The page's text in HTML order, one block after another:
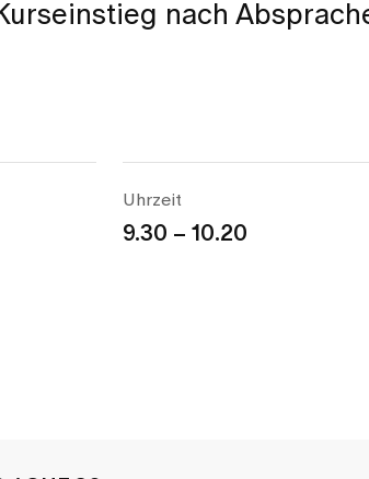
nach
Uhrzeit
9.30 – 10.20